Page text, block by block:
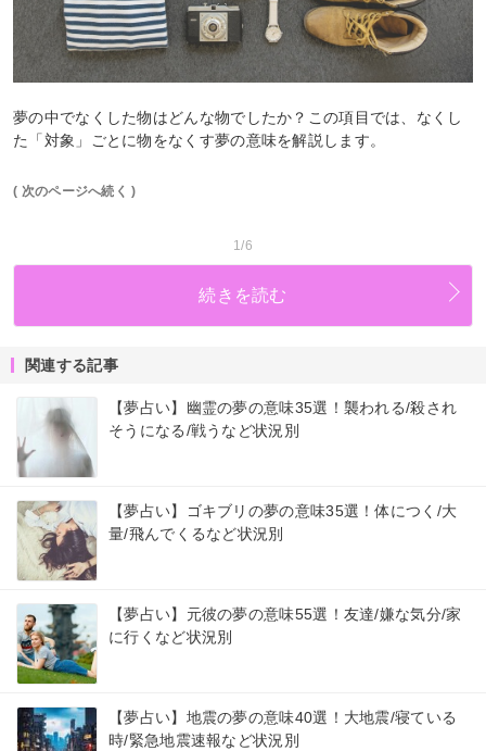
夢の中でなくした物はどんな物でしたか？この項目では、なくし
た「対象」ごとに物をなくす夢の意味を解説します。
( 次のページへ続く )
1/6
続きを読む
関連する記事
【夢占い】幽霊の夢の意味35選！襲われる/殺され
そうになる/戦うなど状況別
【夢占い】ゴキブリの夢の意味35選！体につく/大
量/飛んでくるなど状況別
【夢占い】元彼の夢の意味55選！友達/嫌な気分/家
に行くなど状況別
【夢占い】地震の夢の意味40選！大地震/寝ている
時/緊急地震速報など状況別